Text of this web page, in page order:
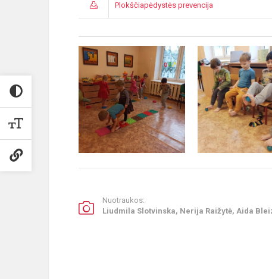
Plokščiapėdystės prevencija
Nuotraukos:
Liudmila Slotvinska, Nerija Raižytė, Aida